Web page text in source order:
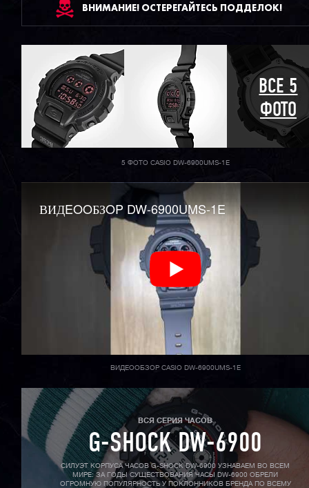
ВНИМАНИЕ! ОСТЕРЕГАЙТЕСЬ ПОДДЕЛОК!
ВСЕ 5
ФОТО
5 ФОТО CASIO DW-6900UMS-1E
ВИДEOOБЗOP DW-6900UMS-1E
ВИДЕООБЗОР CASIO DW-6900UMS-1E
ВСЯ СЕРИЯ ЧАСОВ
G-SHOCK DW-6900
СИЛУЭТ КОРПУСА ЧАСОВ G-SHOCK DW-6900 УЗНАВАЕМ ВО ВСЕМ
МИРЕ: ЗА ГОДЫ СУЩЕСТВОВАНИЯ ЧАСЫ DW-6900 ОБРЕЛИ
ОГРОМНУЮ ПОПУЛЯРНОСТЬ У ПОКЛОННИКОВ БРЕНДА ПО ВСЕМУ